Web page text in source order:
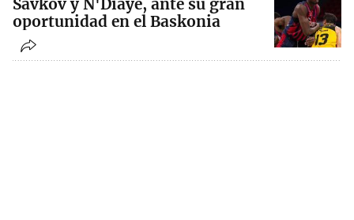
Savkov y N'Diaye, ante su gran
oportunidad en el Baskonia